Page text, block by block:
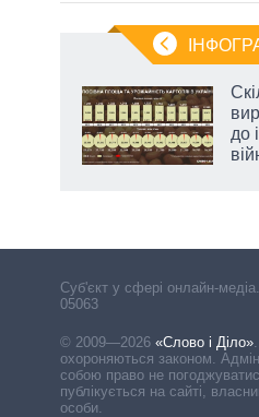
до
Cуб'єкт у сфері онлайн-
05063
© 2009—2026 «Слово і Діло»
охороняються законом.
собою право не
публікується на сайті,
особи.